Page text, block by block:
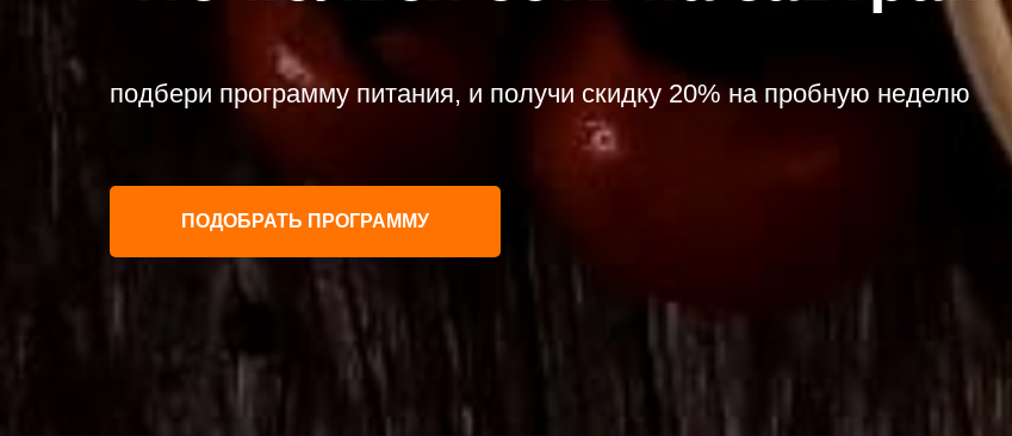
подбери программу питания, и получи скидку 20% на пробную неделю
ПОДОБРАТЬ ПРОГРАММУ